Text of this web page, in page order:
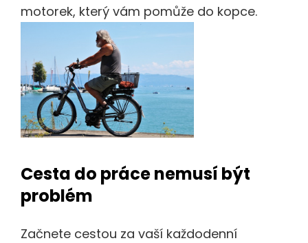
motorek, který vám pomůže do kopce.
Cesta do práce nemusí být
problém
Začnete cestou za vaší každodenní